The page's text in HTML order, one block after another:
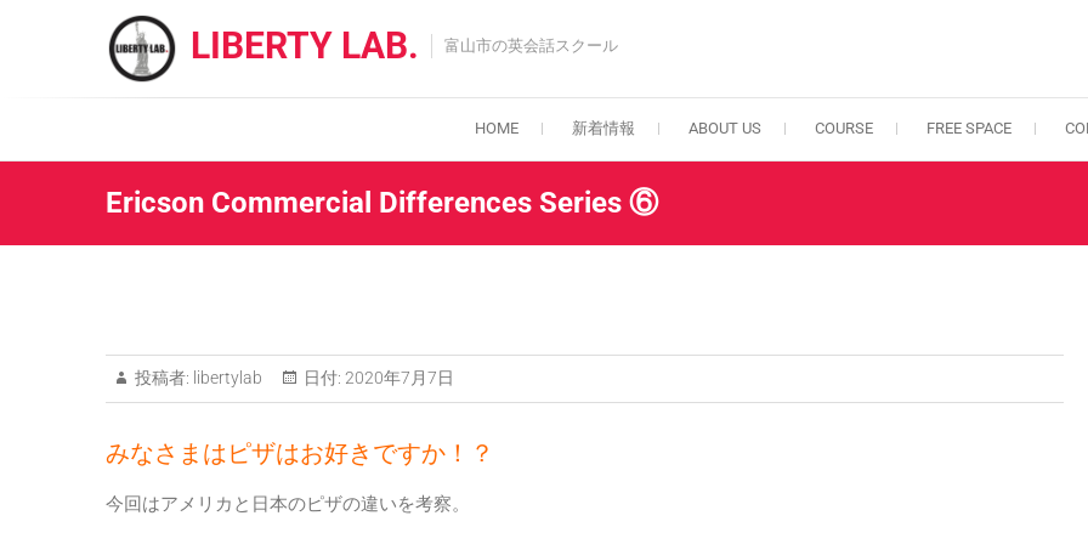
LIBERTY LAB. 富山市の英会話スクール
HOME 新着情報 ABOUT US COURSE FREE SPACE
Ericson Commercial Differences Series ⑥
投稿者: libertylab 日付: 2020年7月7日
みなさまはピザはお好きですか！？
今回はアメリカと日本のピザの違いを考察。